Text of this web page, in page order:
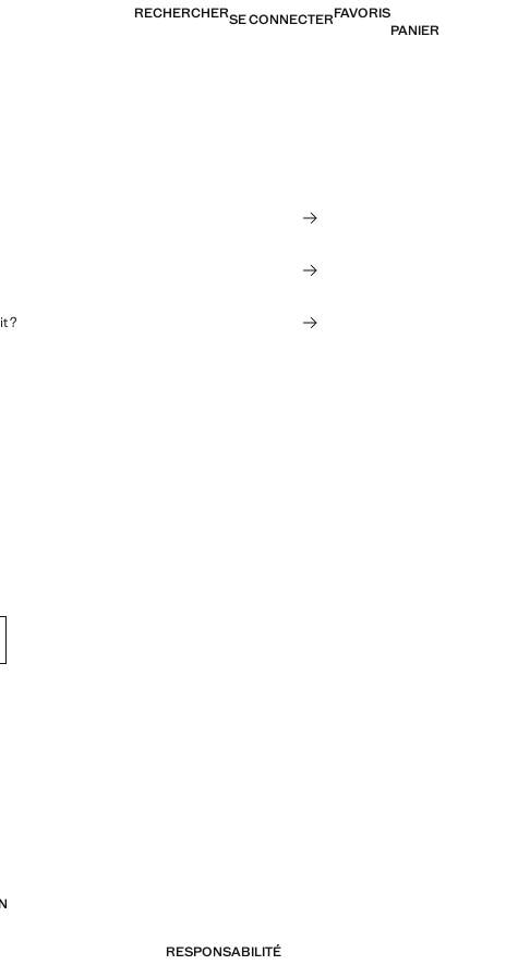
RECHERCHERSE CONNECTERFAVORIS
PANIER
?
RESPONSABILITÉ